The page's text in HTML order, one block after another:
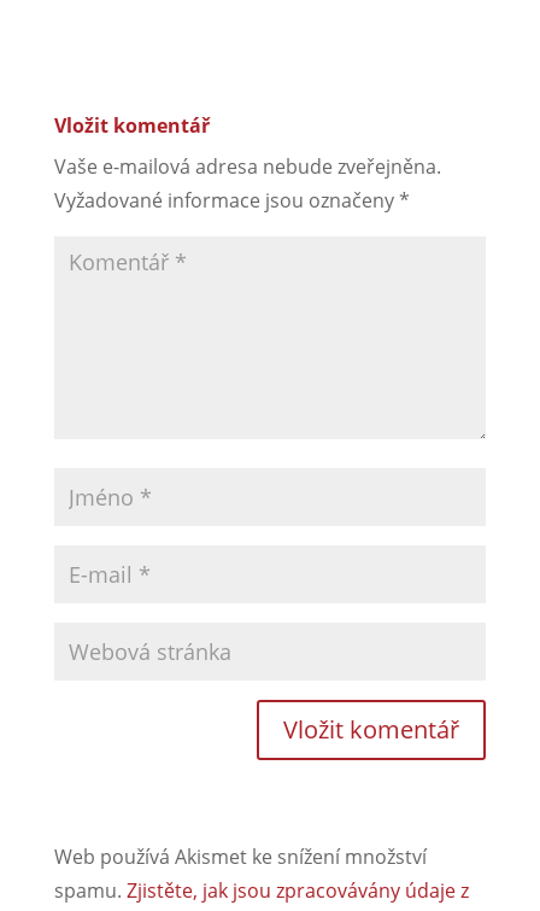
Vložit komentář
Vaše e-mailová adresa nebude zveřejněna.
Vyžadované informace jsou označeny*
Web používá Akismet ke snížení množství
spamu. Zjistěte, jak jsou zpracovávány údaje z